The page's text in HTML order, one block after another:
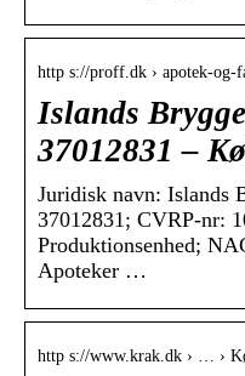
http s://proff.dk › apotek-og-
Islands
37012831 –
Juridisk navn: Islands
37012831; CVRP-nr:
Produktionsenhed;
Apoteker …
http s://www.krak.dk › … ›